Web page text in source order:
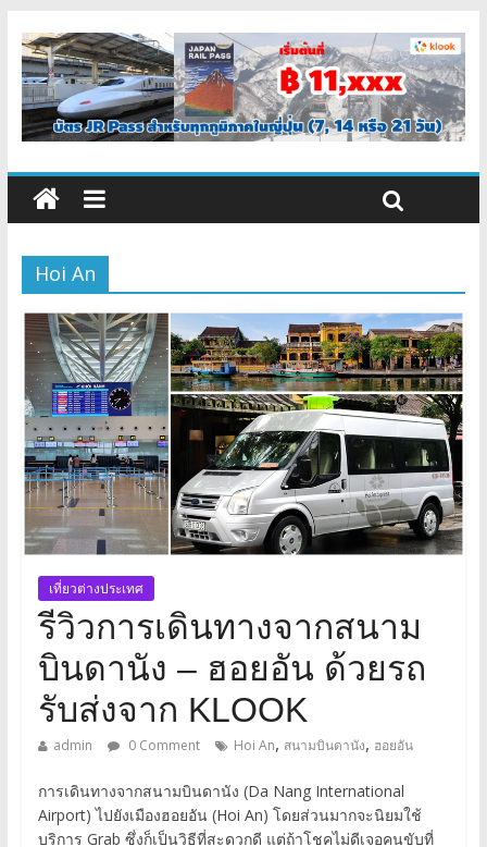
Hoi An
เที่ยวต่างประเทศ
รีวิวการเดินทางจากสนาม
บินดานัง – ฮอยอัน ด้วยรถ
รับส่งจาก KLOOK
admin 0 Comment Hoi An, สนามบินดานัง, ฮอยอัน
การเดินทางจากสนามบินดานัง (Da Nang International
Airport) ไปยังเมืองฮอยอัน (Hoi An) โดยส่วนมากจะนิยมใช้
บริการ Grab ซึ่งก็เป็นวิธีที่สะดวกดี แต่ถ้าโชคไม่ดีเจอคนขับที่